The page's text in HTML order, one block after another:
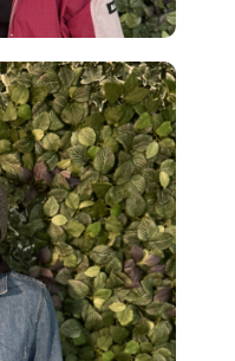
façon...